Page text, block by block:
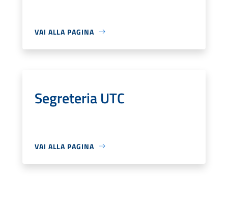
VAI ALLA PAGINA
Segreteria UTC
VAI ALLA PAGINA